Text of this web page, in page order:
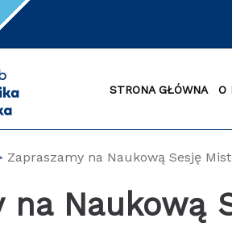
STRONA GŁÓWNA O
Zapraszamy na Naukową Sesję
na Naukową